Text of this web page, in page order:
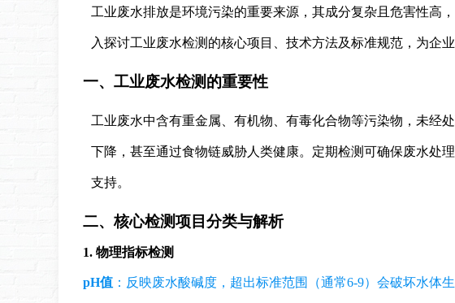
工业废水排放是环境污染的重要来源，其成分复杂且危害性高
入探讨工业废水检测的核心项目、技术方法及标准规范，为企
一、工业废水检测的重要性
工业废水中含有重金属、有机物、有毒化合物等污染物，未经
下降，甚至通过食物链威胁人类健康。定期检测可确保废水处
支持。
二、核心检测项目分类与解析
1. 物理指标检测
pH值 ：反映废水酸碱度，超出标准范围（通常6-9）会破坏水体